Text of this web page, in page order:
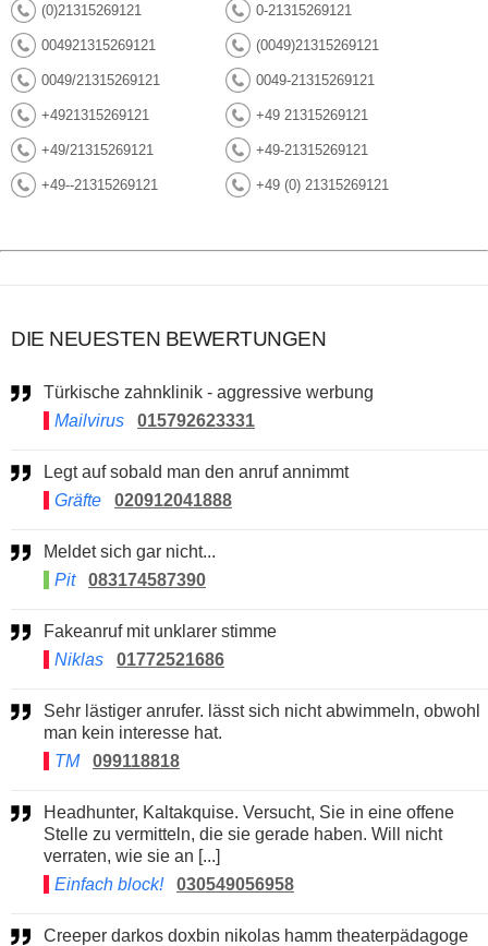
(0)21315269121 0-21315269121
004921315269121 (0049)21315269121
0049/21315269121 0049-21315269121
+4921315269121 +49 21315269121
+49/21315269121 +49-21315269121
+49--21315269121 +49 (0) 21315269121
DIE NEUESTEN BEWERTUNGEN
Türkische zahnklinik - aggressive werbung
Mailvirus
015792623331
Legt auf sobald man den anruf annimmt
Gräfte
020912041888
Meldet sich gar nicht...
Pit
083174587390
Fakeanruf mit unklarer stimme
Niklas
01772521686
Sehr lästiger anrufer. lässt sich nicht abwimmeln, obwohl
man kein interesse hat.
TM
099118818
Headhunter, Kaltakquise. Versucht, Sie in eine offene
Stelle zu vermitteln, die sie gerade haben. Will nicht
verraten, wie sie an [...]
Einfach block!
030549056958
Creeper darkos doxbin nikolas hamm theaterpädagoge